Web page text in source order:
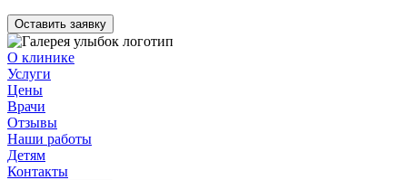
Оставить заявку
О клинике
Услуги
Цены
Врачи
Отзывы
Наши работы
Детям
Контакты